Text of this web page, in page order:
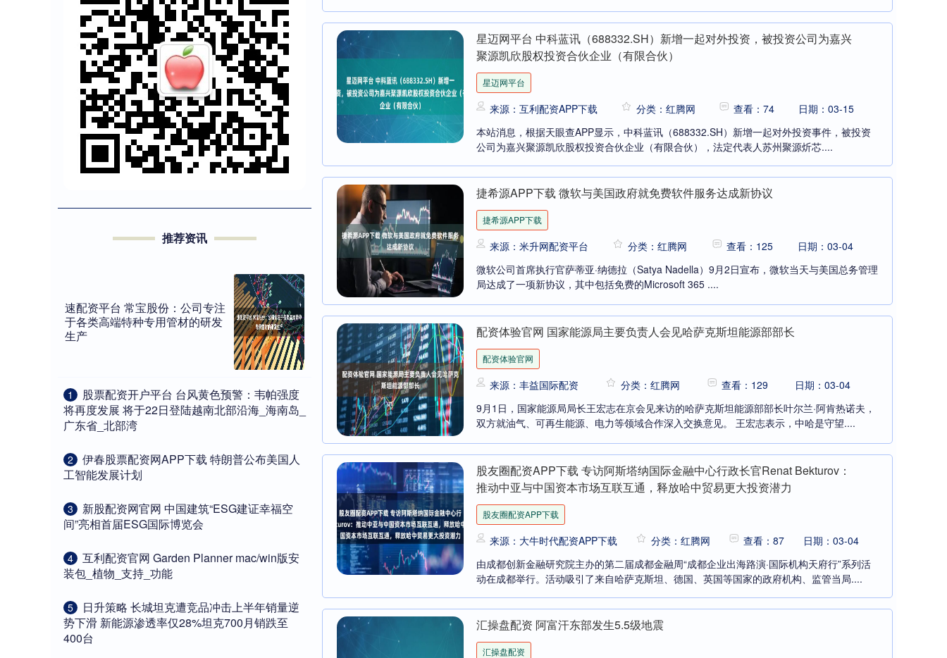
星迈网平台 中科蓝讯（688332.SH）新增一起对外投资，被投资公司为嘉兴
聚源凯欣股权投资合伙企业（有限合伙）
星迈网平台
来源：互利配资APP下载 分类：红腾网 查看：74
日期：03-15
本站消息，根据天眼查APP显示，中科蓝讯（688332.SH）新增一起对外投资事件，被投资
公司为嘉兴聚源凯欣股权投资合伙企业（有限合伙），法定代表人苏州聚源炘芯....
捷希源APP下载 微软与美国政府就免费软件服务达成新协议
捷希源APP下载
来源：米升网配资平台 分类：红腾网 查看：125
日期：03-04
微软公司首席执行官萨蒂亚·纳德拉（Satya Nadella）9月2日宣布，微软当天与美国总务管理
局达成了一项新协议，其中包括免费的Microsoft 365 ....
配资体验官网 国家能源局主要负责人会见哈萨克斯坦能源部部长
配资体验官网
来源：丰益国际配资 分类：红腾网 查看：129
日期：03-04
9月1日，国家能源局局长王宏志在京会见来访的哈萨克斯坦能源部部长叶尔兰·阿肯热诺夫，
双方就油气、可再生能源、电力等领域合作深入交换意见。 王宏志表示，中哈是守望....
股友圈配资APP下载 专访阿斯塔纳国际金融中心行政长官Renat Bekturov：
推动中亚与中国资本市场互联互通，释放哈中贸易更大投资潜力
股友圈配资APP下载
来源：大牛时代配资APP下载 分类：红腾网 查看：87
日期：03-04
由成都创新金融研究院主办的第二届成都金融周“成都企业出海路演·国际机构天府行”系列活
动在成都举行。活动吸引了来自哈萨克斯坦、德国、英国等国家的政府机构、监管当局....
汇操盘配资 阿富汗东部发生5.5级地震
汇操盘配资
推荐资讯
速配资平台 常宝股份：公司专注
于各类高端特种专用管材的研发
生产
1
​股票配资开户平台 台风黄色预警：韦帕强度
将再度发展 将于22日登陆越南北部沿海_海南岛_
广东省_北部湾
2
​伊春股票配资网APP下载 特朗普公布美国人
工智能发展计划
3
​新股配资网官网 中国建筑“ESG建证幸福空
间”亮相首届ESG国际博览会
4
​互利配资官网 Garden Planner mac/win版安
装包_植物_支持_功能
5
​日升策略 长城坦克遭竞品冲击上半年销量逆
势下滑 新能源渗透率仅28%坦克700月销跌至
400台